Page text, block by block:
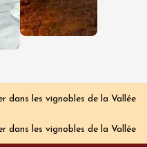
et ses arômes
gourmands.
On connaît…
Lire l'article
verre que
l’assiette…
Lire l'article
dans les vignobles de la Vallée
dans les vignobles de la Vallée